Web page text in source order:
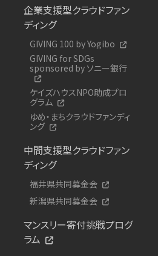
企業支援型クラウドファン
ディング
GIVING 100 by Yogibo
GIVING for SDGs
sponsored by ソニー銀行
ケイズハウスNPO助成プロ
グラム
ゆめ・まちクラウドファンディ
ング
中間支援型クラウドファン
ディング
福井県共同募金会
新潟県共同募金会
マンスリー寄付挑戦プログ
ラム